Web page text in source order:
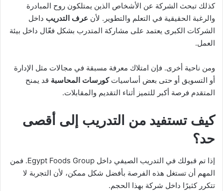
كذلك تبحث الشركة عن الأشخاص الذين يمتلكون روح المبادرة
والرغبة الحقيقية في التعلم والتطوير. لأن عرف التدريب داخل
الشركات الكبرى يعتمد على مشاركة المتدرب بشكل فعّال داخل بيئة
العمل.
ومن ناحية أخرى. فإن امتلاك معرفة مسبقة في مجالات مثل الإدارة
أو التسويق أو حتى بعض أساسياتكورسات المحاسبة قد يمنح
المتقدم فرصة أكبر للتميز أثناء التقديم والمقابلات.
كيف تستفيد من التدريب إلى أقصى
حد؟
إذا تم قبولك في التدريب الصيفي داخل Egypt Foods Group. فمن
المهم أن تستغل هذه الفرصة بأفضل شكل ممكن، لأن التجربة لا
تتكرر كثيرًا داخل شركة بهذا الحجم.